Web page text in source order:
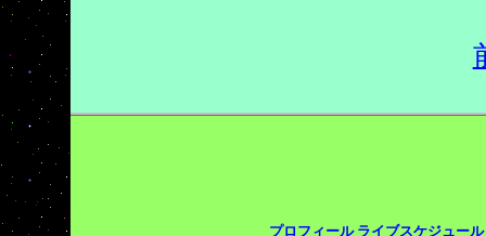
プロフィール ライブスケジュール